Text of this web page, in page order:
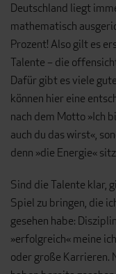
Deutschland liegt
mathematisch
Prozent! Also gilt es
Talente – die
Dafür gibt es viele
können hier eine
nach dem Motto »Ich
auch du das wirst«,
denn »die Ener­gie«
Sind die Talente klar,
Spiel zu bringen, die
gesehen habe:
»erfolgreich« meine
oder große Karrieren.